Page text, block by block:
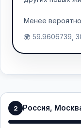
Менее
🌍 59.9606739,
2 Россия,